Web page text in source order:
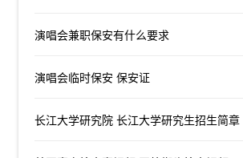
演唱会兼职保安有什么要求
演唱会临时保安 保安证
长江大学研究院 长江大学研究生招生简章